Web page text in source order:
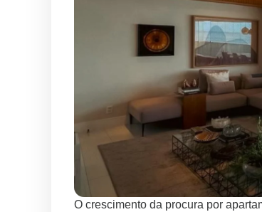
O crescimento da procura por